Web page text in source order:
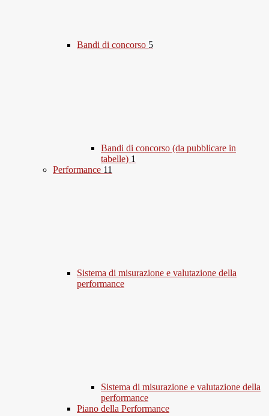
Bandi di concorso 5
Bandi di concorso (da pubblicare in
tabelle) 1
Performance 11
Sistema di misurazione e valutazione della
performance
Sistema di misurazione e valutazione della
performance
Piano della Performance